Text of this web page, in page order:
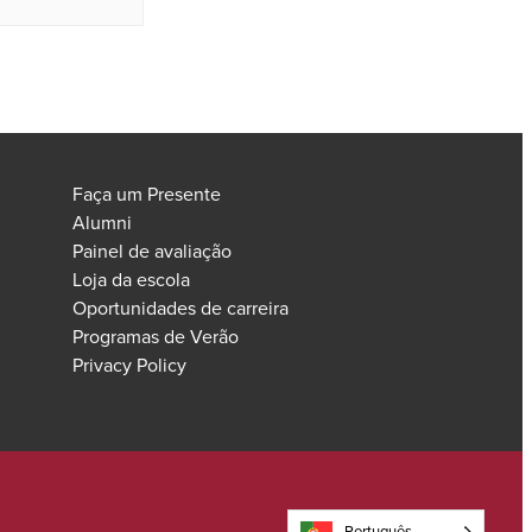
Faça um Presente
Alumni
Painel de avaliação
Loja da escola
Oportunidades de carreira
Programas de Verão
Privacy Policy